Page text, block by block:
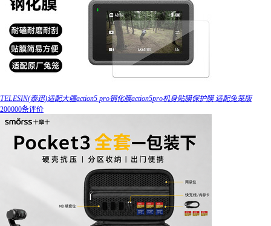
TELESIN(泰迅)适配大疆action5 pro钢化膜action5pro机身贴膜保护膜 适配兔笼版
200000条评价